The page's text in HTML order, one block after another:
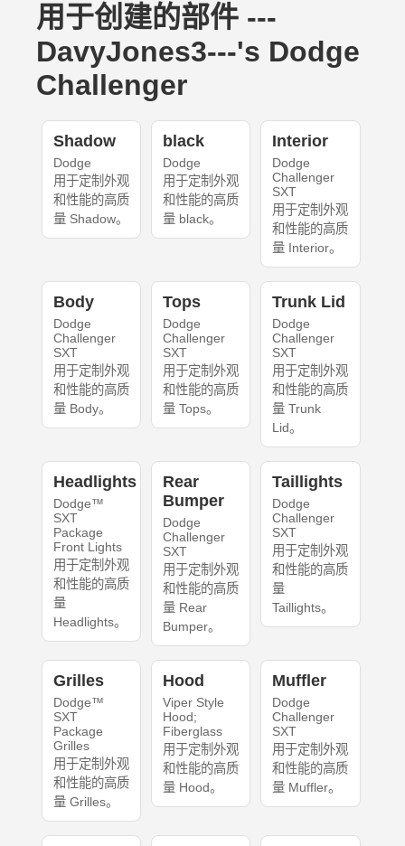
用于创建的部件 ---
DavyJones3---'s Dodge
Challenger
Shadow
Dodge
用于定制外观
和性能的高质
量 Shadow。
black
Dodge
用于定制外观
和性能的高质
量 black。
Interior
Dodge
Challenger
SXT
用于定制外观
和性能的高质
量 Interior。
Body
Dodge
Challenger
SXT
用于定制外观
和性能的高质
量 Body。
Tops
Dodge
Challenger
SXT
用于定制外观
和性能的高质
量 Tops。
Trunk Lid
Dodge
Challenger
SXT
用于定制外观
和性能的高质
量 Trunk
Lid。
Headlights
Dodge™
SXT
Package
Front Lights
用于定制外观
和性能的高质
量
Headlights。
Rear
Bumper
Dodge
Challenger
SXT
用于定制外观
和性能的高质
量 Rear
Bumper。
Taillights
Dodge
Challenger
SXT
用于定制外观
和性能的高质
量
Taillights。
Grilles
Dodge™
SXT
Package
Grilles
用于定制外观
和性能的高质
量 Grilles。
Hood
Viper Style
Hood;
Fiberglass
用于定制外观
和性能的高质
量 Hood。
Muffler
Dodge
Challenger
SXT
用于定制外观
和性能的高质
量 Muffler。